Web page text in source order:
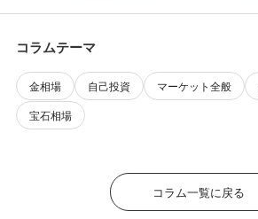
コラムテーマ
金相場 自己投資 マーケット全般
宝石相場
コラム一覧に戻る